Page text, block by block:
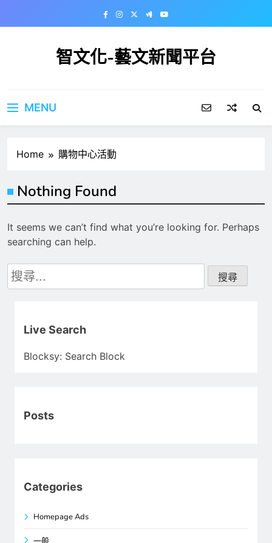
智文化-藝文新聞平台
MENU
Home 購物中心活動
Nothing Found
It seems we can’t find what you’re looking for. Perhaps
searching can help.
搜
尋
Live Search
Blocksy: Search Block
Posts
Categories
Homepage Ads